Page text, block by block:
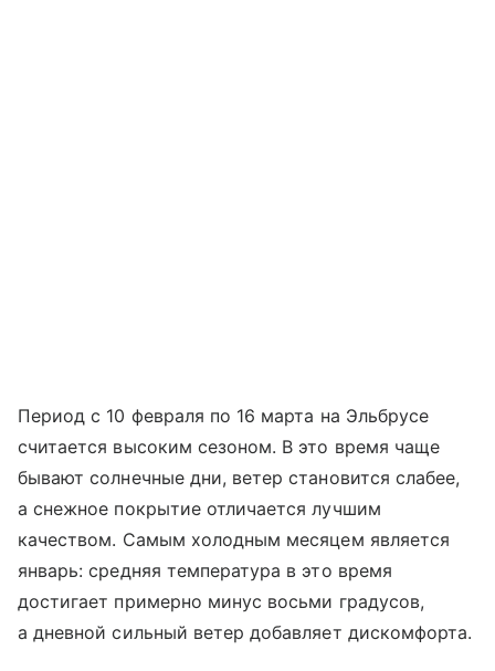
Период с 10 февраля по 16 марта на Эльбрусе
считается высоким сезоном. В это время чаще
бывают солнечные дни, ветер становится слабее,
а снежное покрытие отличается лучшим
качеством. Самым холодным месяцем является
январь: средняя температура в это время
достигает примерно минус восьми градусов,
а дневной сильный ветер добавляет дискомфорта.